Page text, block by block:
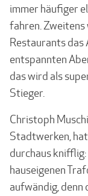
immer häufiger
fahren. Zweitens
Restaurants das
entspannten
das wird als
Stieger.
Christoph
Stadtwerken,
durchaus
hauseigenen
aufwändig, denn